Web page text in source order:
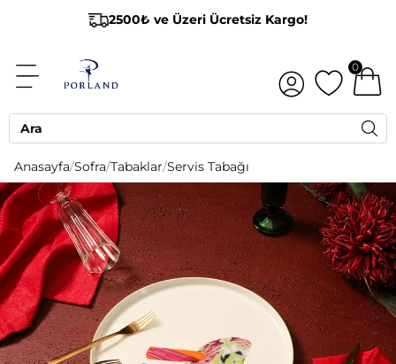
2500₺ ve Üzeri Ücretsiz Kargo!
0
Anasayfa/Sofra/Tabaklar/Servis Tabağı